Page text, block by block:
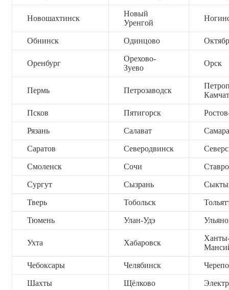
Новошахтинск
Новый
Уренгой
Обнинск Одинцово
Оренбург
Орехово-
Зуево
Орск
Пермь Петрозаводск
Псков Пятигорск
Рязань Салават Самара
Саратов Северодвинск
Смоленск Сочи
Сургут Сызрань
Тверь Тобольск
Тюмень Улан-Удэ
Ухта Хабаровск
Чебоксары Челябинск
Шахты Щёлково